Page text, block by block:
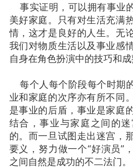
事实证明，可以拥有事业
美好家庭。只有对生活充满
情，这才是良好的人生。无
我们对物质生活以及事业感
自身在角色扮演中的技巧和成
每个人每个阶段每个时期
业和家庭的次序亦有所不同
是事业的后盾，事业是家庭
结合，事业与家庭之间的
的。而一旦试图走出迷宫，
要义，努力做一个“好演员”
之间自然是成功的不二法门。